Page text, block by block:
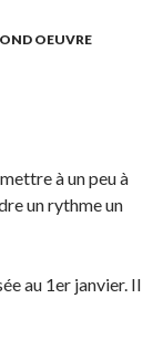
OEUVRE
à un peu à
un rythme un
au 1er janvier. Il